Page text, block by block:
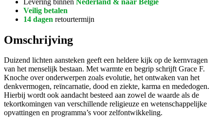
Veilig betalen
14 dagen retourtermijn
Omschrijving
Duizend lichten aansteken geeft een heldere kijk op de kernvragen
van het menselijk bestaan. Met warmte en begrip schrijft Grace F.
Knoche over onderwerpen zoals evolutie, het ontwaken van het
denkvermogen, reïncarnatie, dood en ziekte, karma en mededogen.
Hierbij wordt ook aandacht besteed aan zowel de waarde als de
tekortkomingen van verschillende religieuze en wetenschappelijke
opvattingen en programma’s voor zelfontwikkeling.